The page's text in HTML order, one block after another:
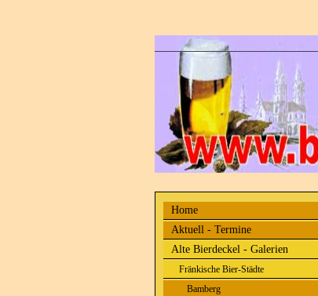
Home
Aktuell - Termine
Alte Bierdeckel - Galerien
Fränkische Bier-Städte
Bamberg